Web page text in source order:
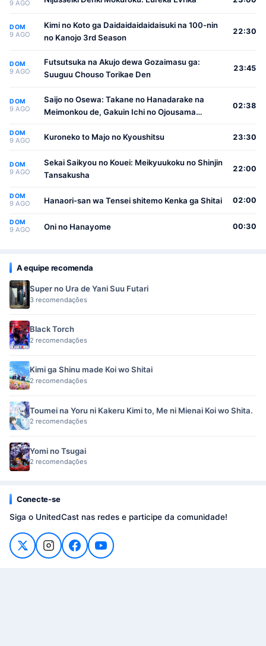
9 AGO
DOM
9 AGO
Kimi no Koto ga Daidaidaidaidaisuki na 100-nin
no Kanojo 3rd Season
22:30
DOM
9 AGO
Futsutsuka na Akujo dewa Gozaimasu ga:
Suuguu Chouso Torikae Den
23:45
DOM
9 AGO
Saijo no Osewa: Takane no Hanadarake na
Meimonkou de, Gakuin Ichi no Ojousama
Osewa suru Koto ni Narimashita
02:38
DOM
9 AGO Kuroneko to Majo no Kyoushitsu 23:30
DOM
9 AGO
Sekai Saikyou no Kouei: Meikyuukoku no Shinjin
Tansakusha
22:00
DOM
9 AGO Hanaori-san wa Tensei shitemo Kenka ga Shitai 02:00
DOM
9 AGO Oni no Hanayome 00:30
A equipe recomenda
Super no Ura de Yani Suu Futari
3 recomendações
Black Torch
2 recomendações
Kimi ga Shinu made Koi wo Shitai
2 recomendações
Toumei na Yoru ni Kakeru Kimi to, Me ni Mienai Koi wo Shita.
2 recomendações
Yomi no Tsugai
2 recomendações
Conecte-se
Siga o UnitedCast nas redes e participe da comunidade!